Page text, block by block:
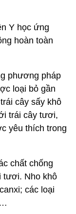
Y học ứng
hoàn toàn
phương pháp
loại bỏ gần
cây sấy khô
trái cây tươi,
yêu thích trong
chất chống
tươi. Nho khô
các loại